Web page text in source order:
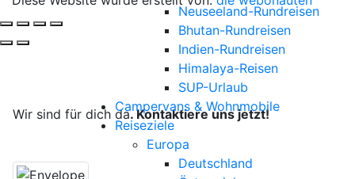
Neuseeland-Rundreisen
Bhutan-Rundreisen
Indien-Rundreisen
Himalaya-Reisen
SUP-Urlaub
Campervans & Wohnmobile
Reiseziele
Europa
Deutschland
Deine Reise, unsere Leidenschaft.
Wir sind für dich da. Kontaktiere uns jetzt!